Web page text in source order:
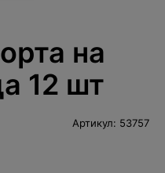
на
12 шт
Артикул: 53757